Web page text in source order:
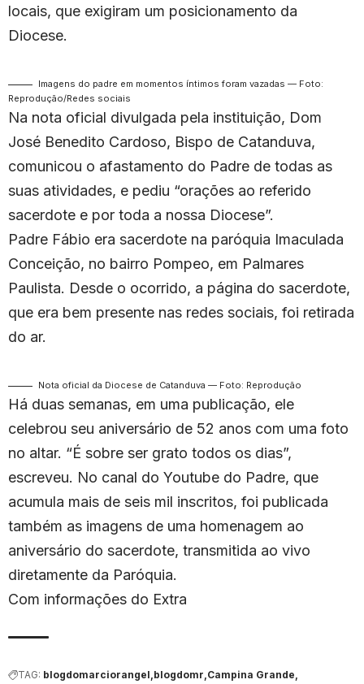
locais, que exigiram um posicionamento da
Diocese.
Imagens do padre em momentos íntimos foram vazadas — Foto:
Reprodução/Redes sociais
Na nota oficial divulgada pela instituição, Dom
José Benedito Cardoso, Bispo de Catanduva,
comunicou o afastamento do Padre de todas as
suas atividades, e pediu “orações ao referido
sacerdote e por toda a nossa Diocese”.
Padre Fábio era sacerdote na paróquia Imaculada
Conceição, no bairro Pompeo, em Palmares
Paulista. Desde o ocorrido, a página do sacerdote,
que era bem presente nas redes sociais, foi retirada
do ar.
Nota oficial da Diocese de Catanduva — Foto: Reprodução
Há duas semanas, em uma publicação, ele
celebrou seu aniversário de 52 anos com uma foto
no altar. “É sobre ser grato todos os dias”,
escreveu. No canal do Youtube do Padre, que
acumula mais de seis mil inscritos, foi publicada
também as imagens de uma homenagem ao
aniversário do sacerdote, transmitida ao vivo
diretamente da Paróquia.
Com informações do Extra
TAG: blogdomarciorangel blogdomr Campina Grande